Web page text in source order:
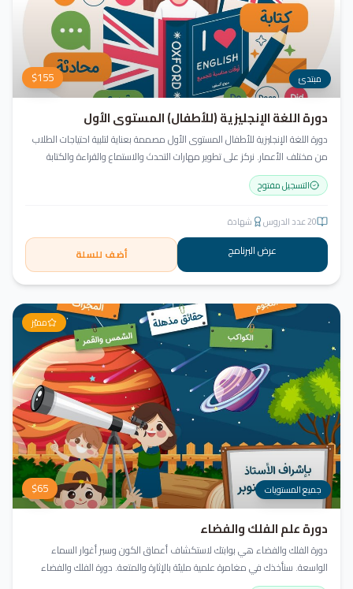
مبتدئ $155
دورة اللغة الإنجليزية (للأطفال) المستوى الأول
دورة اللغة الإنجليزية للأطفال المستوى الأول مصممة بعناية لتلبية احتياجات الطلاب
من مختلف الأعمار. نركز على تطوير مهارات التحدث والاستماع والقراءة والكتابة
بأسلوب منهجي يعتمد على أنشطة تفاعلية وأسلوب تعليمي ممتع وفعّال.
التسجيل مفتوح
20عدد الدروس شهادة
عرض البرنامج أضف للسلة
مميّز
جميع المستويات $65
دورة علم الفلك والفضاء
دورة الفلك والفضاء هي بوابتك لاستكشاف أعماق الكون وسبر أغوار السماء
الواسعة. سنأخذك في مغامرة علمية مليئة بالإثارة والمتعة. دورة الفلك والفضاء
ليست مجرد تعليم، بل هي تجربة تنير عقلك وتثري خيالك، لتمنحك رؤية جديدة للكون